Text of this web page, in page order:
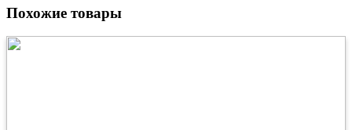
Похожие товары